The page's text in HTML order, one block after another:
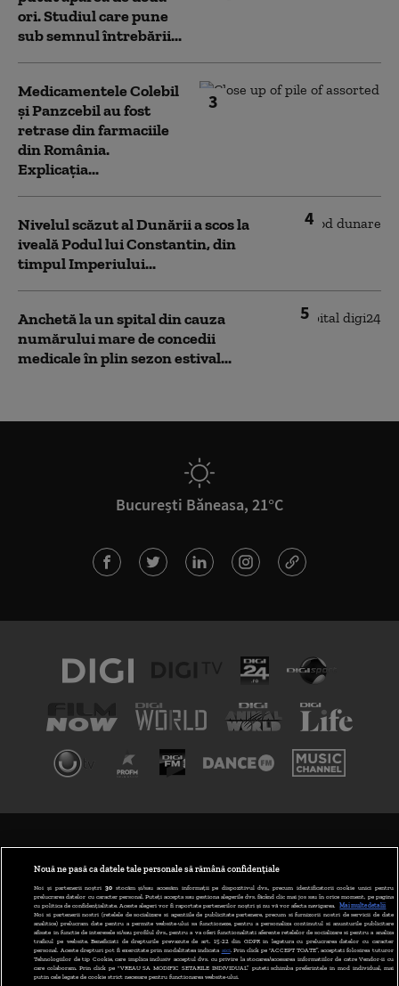
ori. Studiul care pune
sub semnul întrebării...
3
Medicamentele Colebil
și Panzcebil au fost
retrase din farmaciile
din România.
Explicația...
4
Nivelul scăzut al Dunării a scos la
iveală Podul lui Constantin, din
timpul Imperiului...
5
Anchetă la un spital din cauza
numărului mare de concedii
medicale în plin sezon estival...
București Băneasa, 21°C
ABONARE DIGI TV
GESTIONAȚI PREFERINȚELE
CODUL DIGI24
CAMERE WEB
Nouă ne pasă ca datele tale personale să rămână confidențiale
Noi și partenerii noștri 30stocăm și/sau accesăm informații pe dispozitivul dvs., precum identificatorii cookie unici pentru
prelucrarea datelor cu caracter personal. Puteți accepta sau gestiona alegerile dvs. făcând clic mai jos sau în orice moment, pe pagina
cu politica de confidențialitate. Aceste alegeri vor fi raportate partenerilor noștri și nu vă vor afecta navigarea.
Mai multe detalii
Noi si partenerii nostri (retelele de socializare si agentiile de publicitate partenere, precum si furnizorii nostri de servicii de date
analitice) prelucram date pentru a permite website-ului sa functioneze, pentru a personaliza continutul si anunturile publicitare
afisate in functie de interesele si/sau profilul dvs., pentru a va oferi functionalitati aferente retelelor de socializare si pentru a analiza
traficul pe website. Beneficiati de drepturile prevazute de art. 15-22 din GDPR in legatura cu prelucrarea datelor cu caracter
personal. Aceste drepturi pot fi exercitate prin modalitatea indicata aici. Prin click pe “ACCEPT TOATE”, acceptati folosirea tuturor
Tehnologiilor de tip Cookie, care implica inclusiv acceptul dvs. cu privire la stocarea/accesarea informatiilor de catre Vendor-ii cu
care colaboram. Prin click pe “VREAU SA MODIFIC SETARILE INDIVIDUAL” puteti schimba preferintele in mod individual, mai
putin cele legate de cookie strict necesare pentru functionarea website-ului.